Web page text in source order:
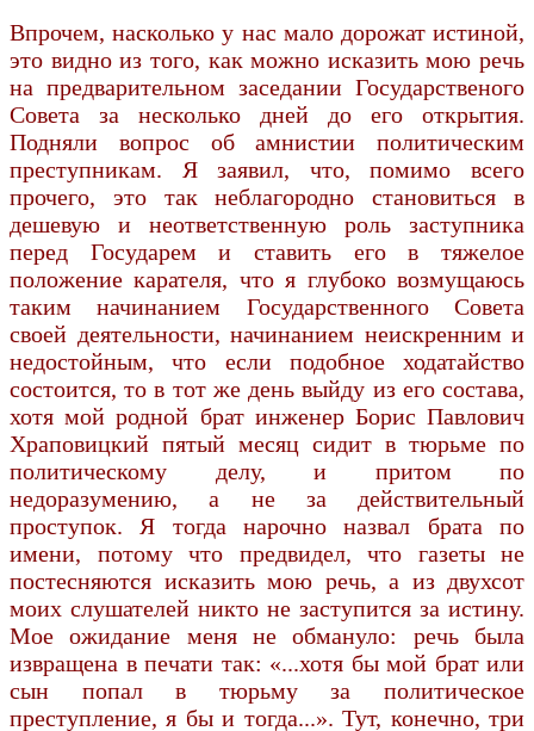
Впрочем, насколько у нас мало дорожат истиной,
это видно из того, как можно исказить мою речь
на предварительном заседании Государственого
Совета за несколько дней до его открытия.
Подняли вопрос об амнистии политическим
преступникам. Я заявил, что, помимо всего
прочего, это так неблагородно становиться в
дешевую и неответственную роль заступника
перед Государем и ставить его в тяжелое
положение карателя, что я глубоко возмущаюсь
таким начинанием Государственного Совета
своей деятельности, начинанием неискренним и
недостойным, что если подобное ходатайство
состоится, то в тот же день выйду из его состава,
хотя мой родной брат инженер Борис Павлович
Храповицкий пятый месяц сидит в тюрьме по
политическому делу, и притом по
недоразумению, а не за действительный
проступок. Я тогда нарочно назвал брата по
имени, потому что предвидел, что газеты не
постесняются исказить мою речь, а из двухсот
моих слушателей никто не заступится за истину.
Мое ожидание меня не обмануло: речь была
извращена в печати так: «...хотя бы мой брат или
сын попал в тюрьму за политическое
преступление, я бы и тогда...». Тут, конечно, три